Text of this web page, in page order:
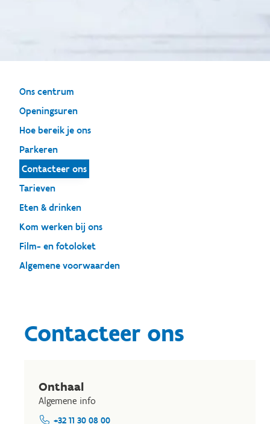
Ons centrum
Openingsuren
Hoe bereik je ons
Parkeren
Contacteer ons
Tarieven
Eten & drinken
Kom werken bij ons
Film- en fotoloket
Algemene voorwaarden
Contacteer ons
Onthaal
Algemene info
+32 11 30 08 00